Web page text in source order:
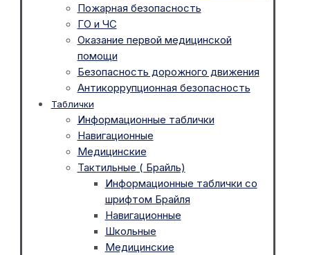
Пожарная безопасность
ГО и ЧС
Оказание первой медицинской
помощи
Безопасность дорожного движения
Антикоррупционная безопасность
Таблички
Информационные таблички
Навигационные
Медицинские
Тактильные ( Брайль)
Информационные таблички со
шрифтом Брайля
Навигационные
Школьные
Медицинские